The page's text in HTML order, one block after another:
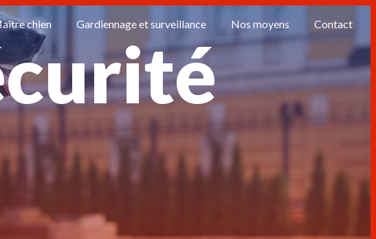
chien Gardiennage et surveillance Nos moyens Contact